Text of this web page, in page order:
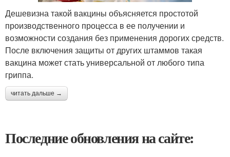
Дешевизна такой вакцины объясняется простотой
производственного процесса в ее получении и
возможности создания без применения дорогих средств.
После включения защиты от других штаммов такая
вакцина может стать универсальной от любого типа
гриппа.
читать дальше →
Последние обновления на сайте: